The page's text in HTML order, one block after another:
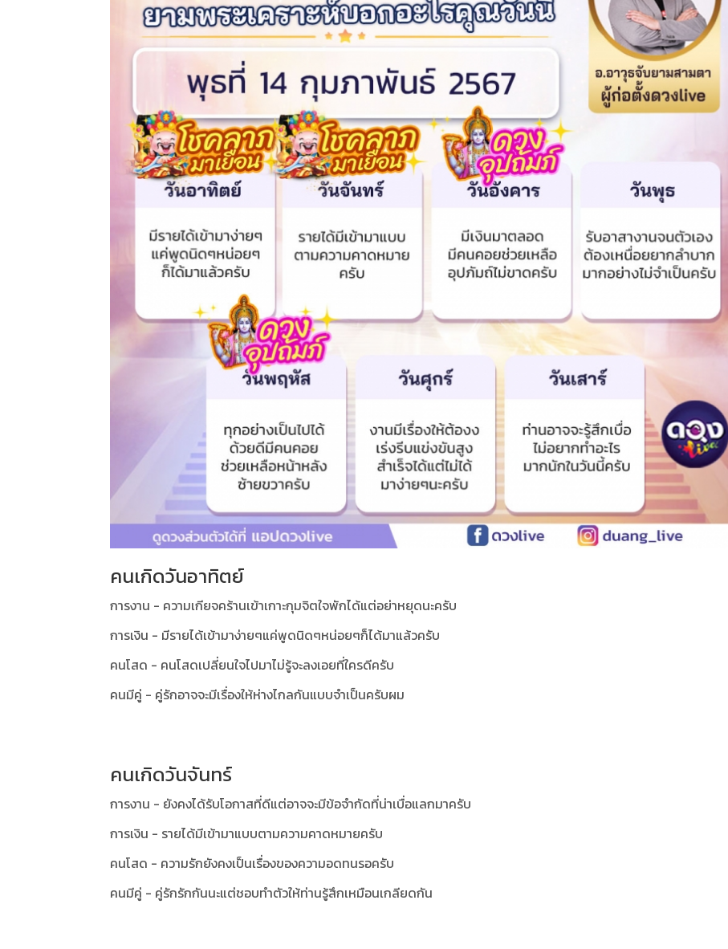
คนเกิดวันอาทิตย์
การงาน - ความเกียจคร้านเข้าเกาะกุมจิตใจพักได้แต่อย่าหยุดนะครับ
การเงิน - มีรายได้เข้ามาง่ายๆแค่พูดนิดๆหน่อยๆก็ได้มาแล้วครับ
คนโสด - คนโสดเปลี่ยนใจไปมาไม่รู้จะลงเอยที่ใครดีครับ
คนมีคู่ - คู่รักอาจจะมีเรื่องให้ห่างไกลกันแบบจำเป็นครับผม
คนเกิดวันจันทร์
การงาน - ยังคงได้รับโอกาสที่ดีแต่อาจจะมีข้อจำกัดที่น่าเบื่อแลกมาครับ
การเงิน - รายได้มีเข้ามาแบบตามความคาดหมายครับ
คนโสด - ความรักยังคงเป็นเรื่องของความอดทนรอครับ
คนมีคู่ - คู่รักรักกันนะแต่ชอบทำตัวให้ท่านรู้สึกเหมือนเกลียดกัน